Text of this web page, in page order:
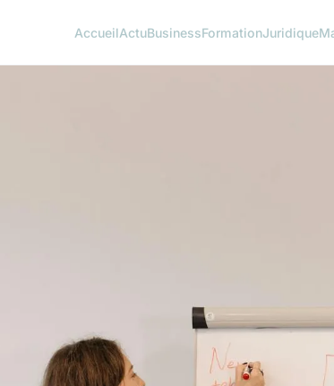
AccueilActuBusinessFormationJuridique